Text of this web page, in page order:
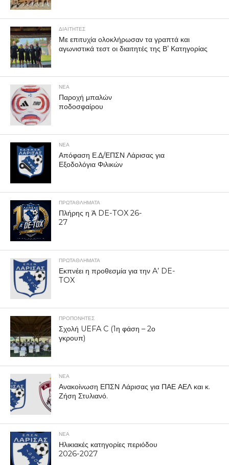
ΔΙΑΙΤΗΤΕΣ
Με επιτυχία ολοκλήρωσαν τα γραπτά και
αγωνιστικά τεστ οι διαιτητές της Β’ Κατηγορίας
ΝΕΑ
Παροχή μπαλών
ποδοσφαίρου
ΝΕΑ
Απόφαση Ε.Δ/ΕΠΣΝ Λάρισας για
Εξοδολόγια Φιλικών
ΠΡΩΤΑΘΛΉΜΑΤΑ
Πλήρης η Ά DE-TOX 26-
27
ΠΡΩΤΑΘΛΉΜΑΤΑ
Εκπνέει η προθεσμία για την A’ DE-
TOX
ΠΡΟΠΟΝΗΤΈΣ
Σχολή UEFA C (1η φάση – 2ο
γκρουπ)
ΝΕΑ
Ανακοίνωση ΕΠΣΝ Λάρισας για ΠΑΕ ΑΕΛ και κ.
Ζήση Στυλιανό.
ΝΕΑ
Ηλικιακές κατηγορίες περιόδου
2026-2027